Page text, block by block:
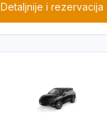
Detaljnije i rezervacija